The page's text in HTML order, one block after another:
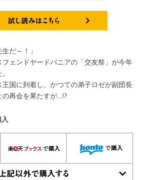
だ～！」
フェンドヤードバニアの「交友祭」が今年
国に到着し、かつての弟子ロゼが副団長
の再会を果たすが…!?